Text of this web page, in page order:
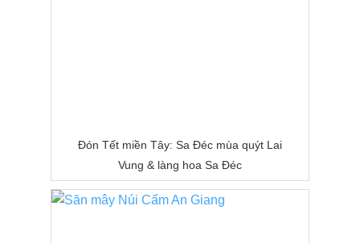
Đón Tết miền Tây: Sa Đéc mùa quýt Lai
Vung & làng hoa Sa Đéc